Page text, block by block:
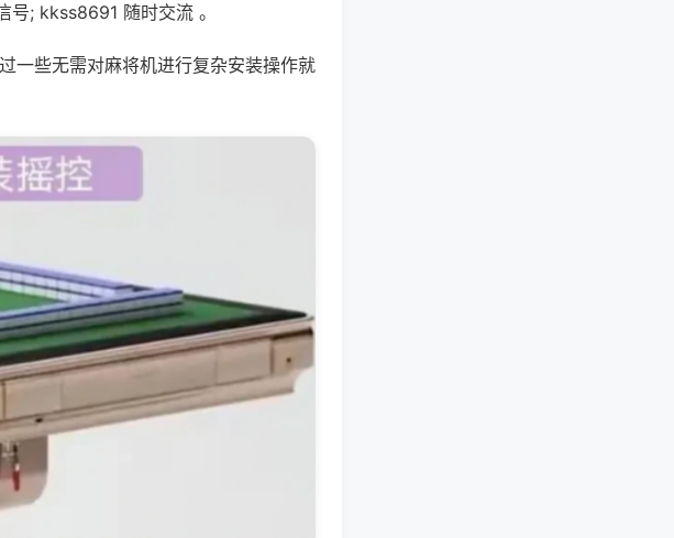
; kkss8691 随时交流 。
一些无需对麻将机进行复杂安装操作就